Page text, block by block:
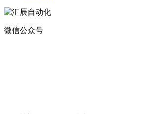
微信公众号